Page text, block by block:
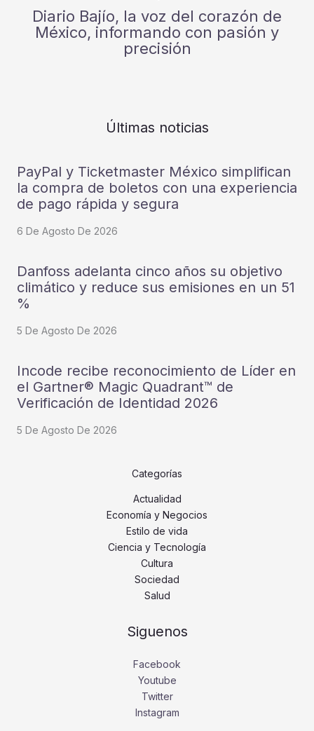
Diario Bajío, la voz del corazón de
México, informando con pasión y
precisión
Últimas noticias
PayPal y Ticketmaster México simplifican
la compra de boletos con una experiencia
de pago rápida y segura
6 De Agosto De 2026
Danfoss adelanta cinco años su objetivo
climático y reduce sus emisiones en un 51
%
5 De Agosto De 2026
Incode recibe reconocimiento de Líder en
el Gartner® Magic Quadrant™ de
Verificación de Identidad 2026
5 De Agosto De 2026
Categorías
Actualidad
Economía y Negocios
Estilo de vida
Ciencia y Tecnología
Cultura
Sociedad
Salud
Siguenos
Facebook
Youtube
Twitter
Instagram